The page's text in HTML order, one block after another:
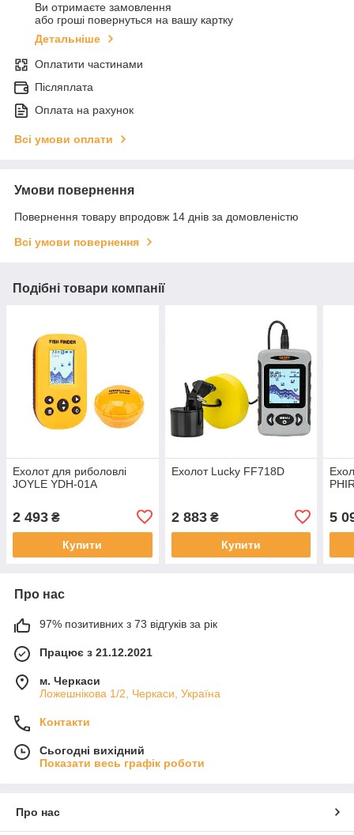
Ви отримаєте замовлення
або гроші повернуться на вашу картку
Детальніше
Оплатити частинами
Післяплата
Оплата на рахунок
Всі умови оплати
Умови повернення
Повернення товару впродовж 14 днів за домовленістю
Всі умови повернення
Подібні товари компанії
Ехолот для риболовлі
JOYLE YDH-01A
2 493 ₴
Купити
Ехолот Lucky FF718D
2 883₴
Купити
5
Про нас
97% позитивних з 73 відгуків за рік
Працює з 21.12.2021
м. Черкаси
Ложешнікова 1/2, Черкаси, Україна
Контакти
Сьогодні вихідний
Показати весь графік роботи
Про нас